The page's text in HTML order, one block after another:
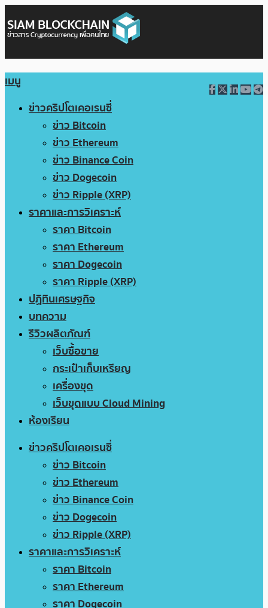
เมนู
ข่าวคริปโตเคอเรนซี่
ข่าว Bitcoin
ข่าว Ethereum
ข่าว Binance Coin
ข่าว Dogecoin
ข่าว Ripple (XRP)
ราคาและการวิเคราะห์
ราคา Bitcoin
ราคา Ethereum
ราคา Dogecoin
ราคา Ripple (XRP)
ปฏิทินเศรษฐกิจ
บทความ
รีวิวผลิตภัณฑ์
เว็บซื้อขาย
กระเป๋าเก็บเหรียญ
เครื่องขุด
เว็บขุดแบบ Cloud Mining
ห้องเรียน
ข่าวคริปโตเคอเรนซี่
ข่าว Bitcoin
ข่าว Ethereum
ข่าว Binance Coin
ข่าว Dogecoin
ข่าว Ripple (XRP)
ราคาและการวิเคราะห์
ราคา Bitcoin
ราคา Ethereum
ราคา Dogecoin